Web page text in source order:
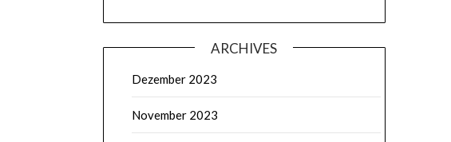
ARCHIVES
Dezember 2023
November 2023